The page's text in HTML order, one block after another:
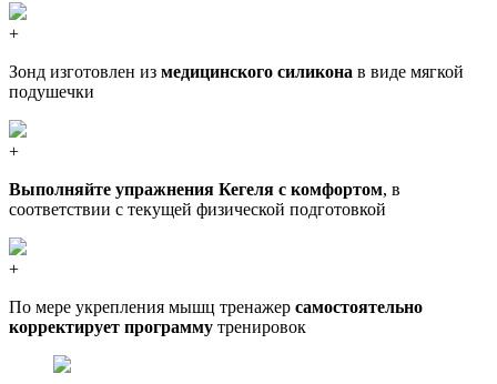
+
Зонд изготовлен из медицинского силикона в виде мягкой
подушечки
+
Выполняйте упражнения Кегеля с комфортом, в
соответствии с текущей физической подготовкой
+
По мере укрепления мышц тренажер самостоятельно
корректирует программу тренировок